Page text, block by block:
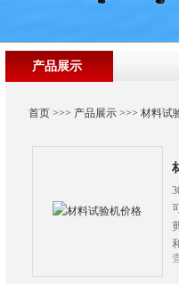
产品展示
首页 >>> 产品展示 >>>材料试